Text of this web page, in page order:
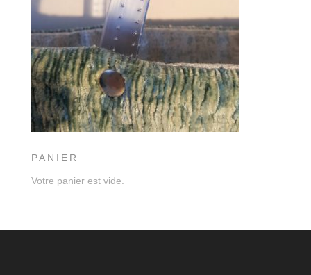
PANIER
Votre panier est vide.